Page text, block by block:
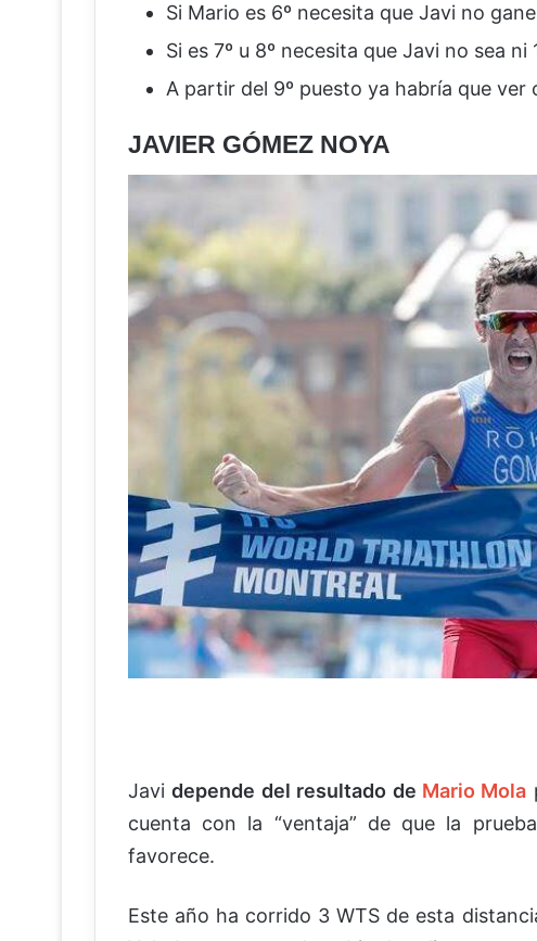
Si Mario es 6º necesita que Javi no
Si es 7º u 8º necesita que Javi no sea ni
A partir del 9º puesto ya habría que
JAVIER GÓMEZ NOYA
Javidepende del resultado de Mario Mola
cuenta con la “ventaja” de que la
favorece.
Este año ha corrido 3 WTS de esta